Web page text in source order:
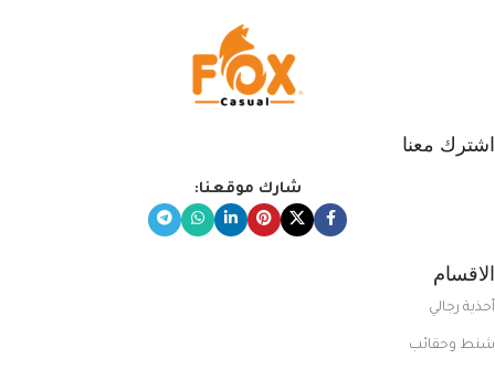
اشترك معنا
شارك موقعنا:
الاقسام
أحذية رجالي
شنط وحقائب